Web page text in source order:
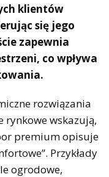
klientów
się jego
zapewnia
co wpływa
rozwiązania
rynkowe wskazują,
premium opisuje
Przykłady
ogrodowe,